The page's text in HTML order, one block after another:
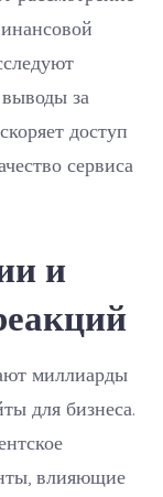
за
доступ
сервиса
и
миллиарды
для бизнеса.
влияющие